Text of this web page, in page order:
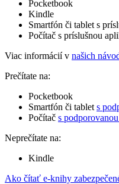
Pocketbook
Kindle
Smartfón či tablet s
Počítač s príslušnou
Viac informácií v našich
Prečítate na:
Pocketbook
Smartfón či tablet s
Počítač s
Neprečítate na:
Kindle
Ako čítať e-knihy